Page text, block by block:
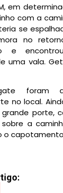
em
com a
se
no
e
uma vala.
foram
no local.
grande porte,
a
o